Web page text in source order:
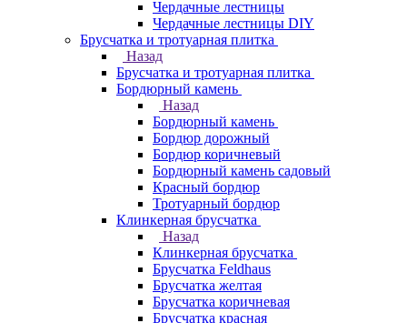
Чердачные лестницы
Чердачные лестницы DIY
Брусчатка и тротуарная плитка
Назад
Брусчатка и тротуарная плитка
Бордюрный камень
Назад
Бордюрный камень
Бордюр дорожный
Бордюр коричневый
Бордюрный камень садовый
Красный бордюр
Тротуарный бордюр
Клинкерная брусчатка
Назад
Клинкерная брусчатка
Брусчатка Feldhaus
Брусчатка желтая
Брусчатка коричневая
Брусчатка красная